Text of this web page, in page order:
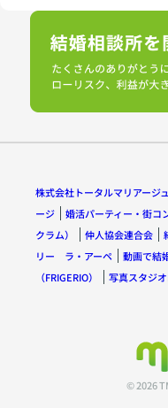
株式会社トータルマリアージ
ージ
婚活パーティー・街コ
クラム）
仲人協会連合会
リー ラ・アーペ
動画で結
（FRIGERIO）
写真スタジ
© 2026